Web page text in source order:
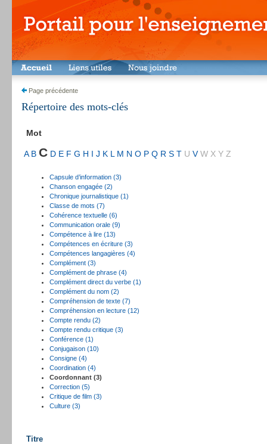
Page précédente
Répertoire des mots-clés
Mot
A B C D E F G H I J K L M N O P Q R S T U V W X Y Z
Capsule d’information (3)
Chanson engagée (2)
Chronique journalistique (1)
Classe de mots (7)
Cohérence textuelle (6)
Communication orale (9)
Compétence à lire (13)
Compétences en écriture (3)
Compétences langagières (4)
Complément (3)
Complément de phrase (4)
Complément direct du verbe (1)
Complément du nom (2)
Compréhension de texte (7)
Compréhension en lecture (12)
Compte rendu (2)
Compte rendu critique (3)
Conférence (1)
Conjugaison (10)
Consigne (4)
Coordination (4)
Coordonnant (3)
Correction (5)
Critique de film (3)
Culture (3)
Titre